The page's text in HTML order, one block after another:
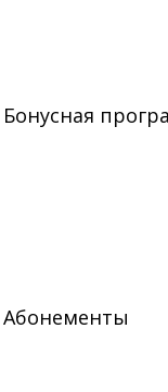
Бонусная
Абонементы